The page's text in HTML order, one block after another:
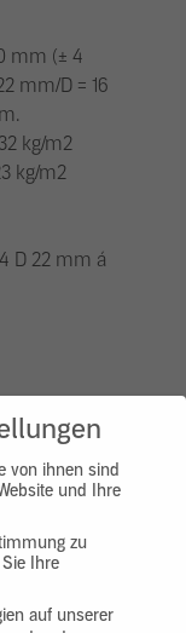
mm (± 4
mm/D = 16
kg/m2
kg/m2
D 22 mm á
von ihnen sind
und Ihre
zu
Ihre
auf unserer